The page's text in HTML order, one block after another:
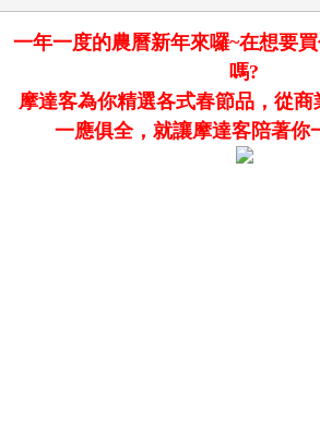
一年一度的農曆新年來囉~在想要買
嗎?
摩達客為你精選各式春節品，從
一應俱全，就讓摩達客陪著你